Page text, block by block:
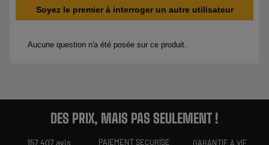
DES PRIX, MAIS PAS SEULEMENT !
157 407 avis
PAIEMENT SÉCURISÉ GARANTIE À VIE